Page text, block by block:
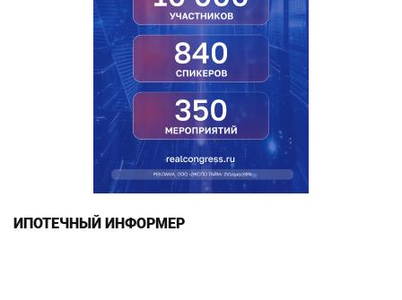
ИПОТЕЧНЫЙ ИНФОРМЕР